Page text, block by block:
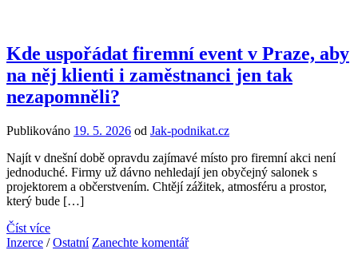
Kde uspořádat firemní event v Praze, aby
na něj klienti i zaměstnanci jen tak
nezapomněli?
Publikováno 19. 5. 2026 od Jak-podnikat.cz
Najít v dnešní době opravdu zajímavé místo pro firemní akci není
jednoduché. Firmy už dávno nehledají jen obyčejný salonek s
projektorem a občerstvením. Chtějí zážitek, atmosféru a prostor,
který bude […]
Číst více
Inzerce /Ostatní Zanechte komentář